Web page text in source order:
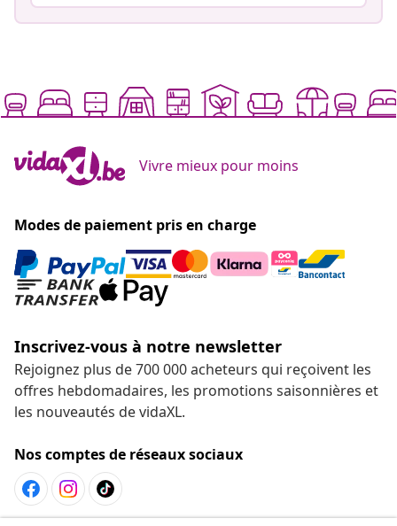
Vivre mieux pour moins
Modes de paiement pris en charge
Inscrivez-vous à notre newsletter
Rejoignez plus de 700 000 acheteurs qui reçoivent les
offres hebdomadaires, les promotions saisonnières et
les nouveautés de vidaXL.
Nos comptes de réseaux sociaux